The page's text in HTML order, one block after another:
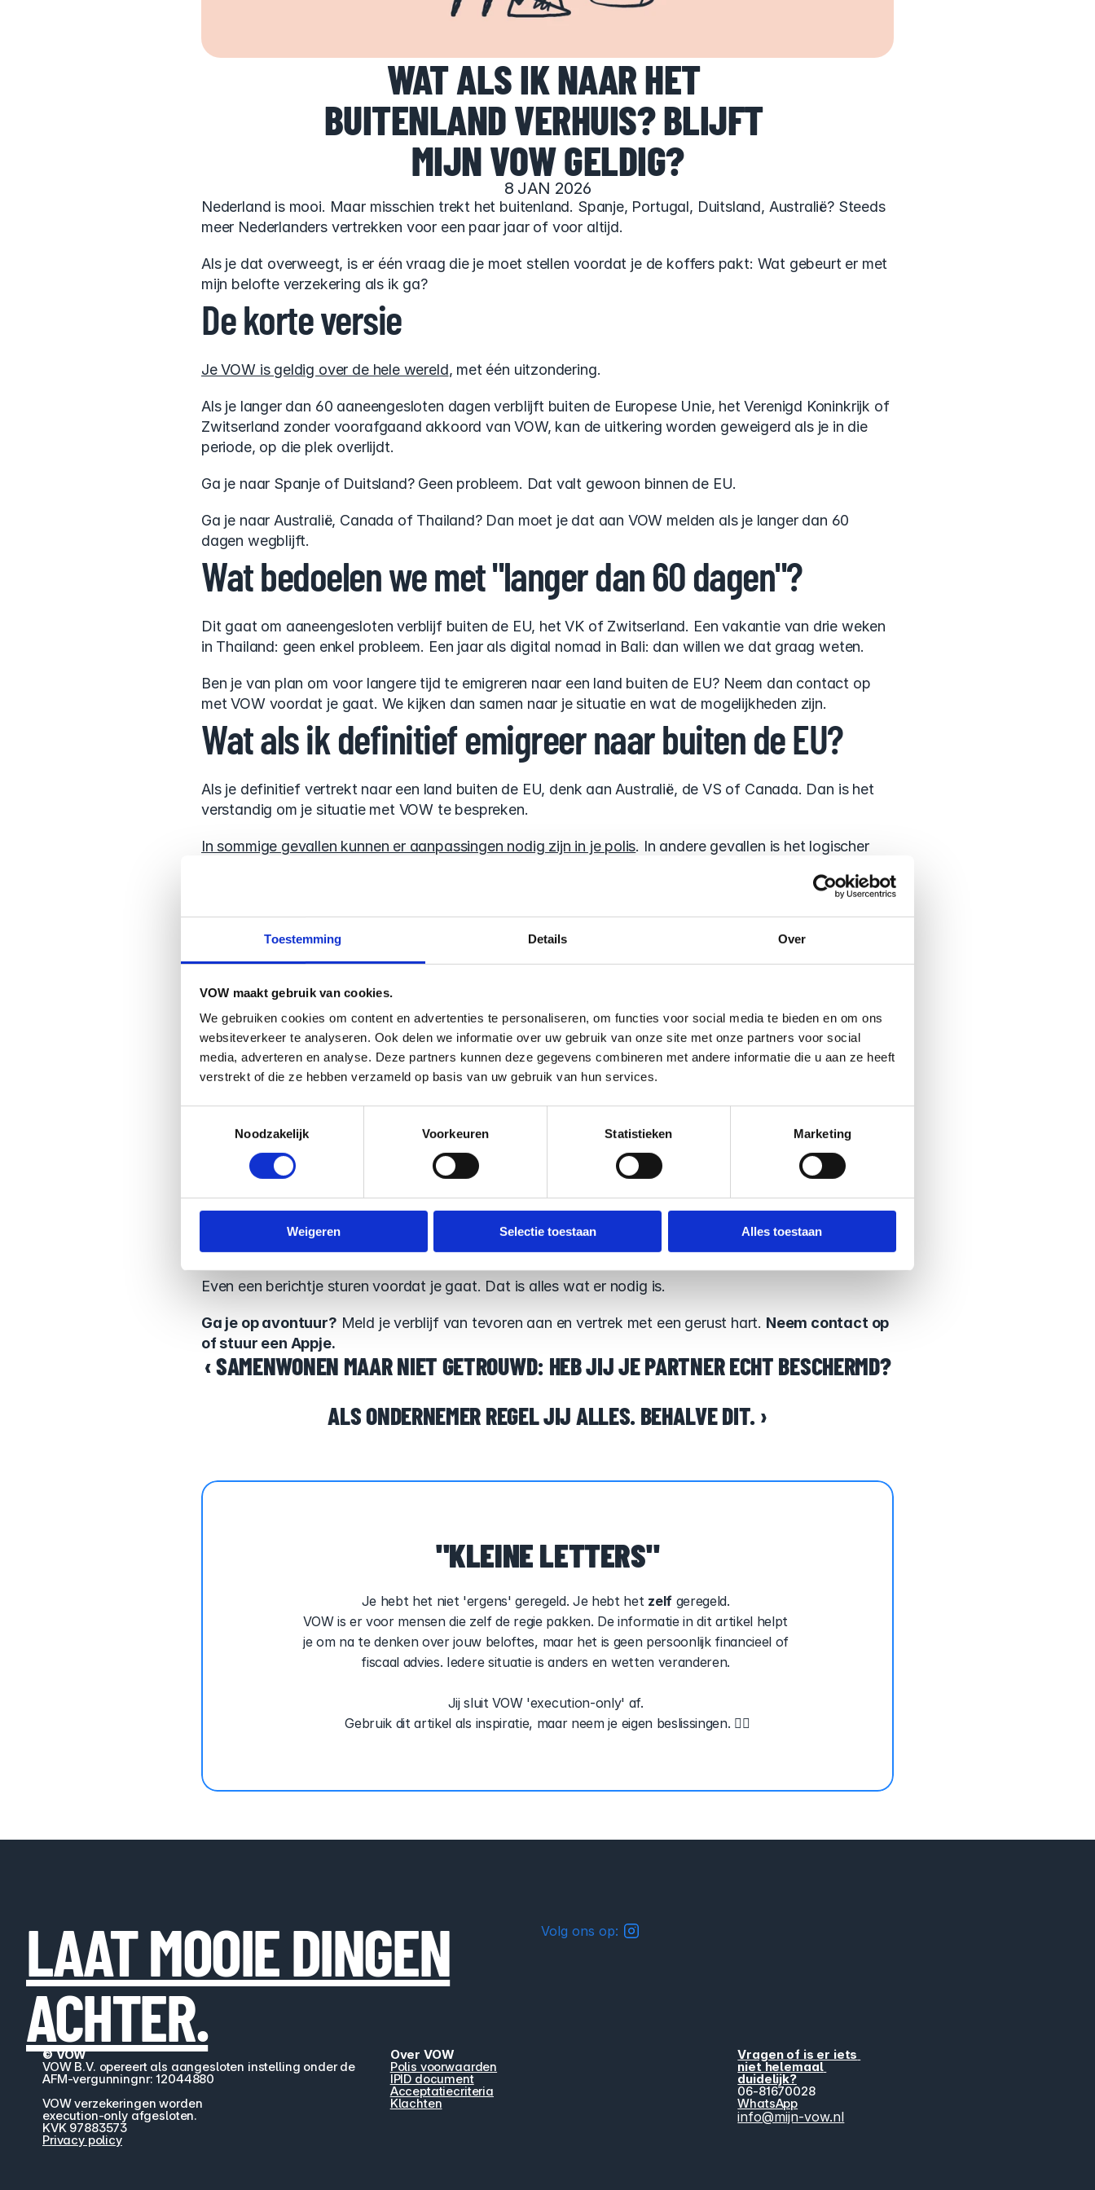
Toestemming Details Over
VOW maakt gebruik van cookies.
We gebruiken cookies om content en advertenties te personaliseren, om functies voor social media te bieden en om ons
websiteverkeer te analyseren. Ook delen we informatie over uw gebruik van onze site met onze partners voor social
media, adverteren en analyse. Deze partners kunnen deze gegevens combineren met andere informatie die u aan ze heeft
verstrekt of die ze hebben verzameld op basis van uw gebruik van hun services.
Noodzakelijk
Voorkeuren Statistieken Marketing
Weigeren Selectie toestaan Alles toestaan
WAT ALS IK NAAR HET
BUITENLAND VERHUIS? BLIJFT
MIJN VOW GELDIG?
8 JAN 2026
Nederland is mooi. Maar misschien trekt het buitenland. Spanje, Portugal, Duitsland, Australië? Steeds
meer Nederlanders vertrekken voor een paar jaar of voor altijd.
Als je dat overweegt, is er één vraag die je moet stellen voordat je de koffers pakt: Wat gebeurt er met
mijn belofte verzekering als ik ga?
De korte versie
Je VOW is geldig over de hele wereld, met één uitzondering.
Als je langer dan 60 aaneengesloten dagen verblijft buiten de Europese Unie, het Verenigd Koninkrijk of
Zwitserland zonder voorafgaand akkoord van VOW, kan de uitkering worden geweigerd als je in die
periode, op die plek overlijdt.
Ga je naar Spanje of Duitsland? Geen probleem. Dat valt gewoon binnen de EU.
Ga je naar Australië, Canada of Thailand? Dan moet je dat aan VOW melden als je langer dan 60
dagen wegblijft.
Wat bedoelen we met "langer dan 60 dagen"?
Dit gaat om aaneengesloten verblijf buiten de EU, het VK of Zwitserland. Een vakantie van drie weken
in Thailand: geen enkel probleem. Een jaar als digital nomad in Bali: dan willen we dat graag weten.
Ben je van plan om voor langere tijd te emigreren naar een land buiten de EU? Neem dan contact op
met VOW voordat je gaat. We kijken dan samen naar je situatie en wat de mogelijkheden zijn.
Wat als ik definitief emigreer naar buiten de EU?
Als je definitief vertrekt naar een land buiten de EU, denk aan Australië, de VS of Canada. Dan is het
verstandig om je situatie met VOW te bespreken.
In sommige gevallen kunnen er aanpassingen nodig zijn in je polis. In andere gevallen is het logischer
Wat je nooit moet doen: vertrekken zonder iets te regelen en dan hopen dat het goed komt. Dat is
Wat als ik tijdelijk in het buitenland woon?
Expats, detacheren, mensen die voor hun werk een jaar in Londen of Berlijn zitten? Dat valt normaal
gesproken prima onder je VOW. De EU is groot en het VK en Zwitserland zijn ook gedekt.
Ga je wel buiten die grenzen? Meld het. Het is een simpel bericht en het geeft je de zekerheid dat je
belofte standhoudt.
Dekking wereldwijd; met een meldingsplicht
De bottomline: VOW biedt in principe wereldwijde dekking. Maar bij een langdurig verblijf buiten de EU,
Meld je het niet, en je overlijdt in die periode? Dan kan de verzekeraar de uitkering weigeren. Dat is niet
wat jij wil. En niet wat wij willen.
Even een berichtje sturen voordat je gaat. Dat is alles wat er nodig is.
Ga je op avontuur? Meld je verblijf van tevoren aan en vertrek met een gerust hart. Neem contact op
of stuur een Appje.
‹ SAMENWONEN MAAR NIET GETROUWD: HEB JIJ JE PARTNER ECHT BESCHERMD?
ALS ONDERNEMER REGEL JIJ ALLES. BEHALVE DIT. ›
"KLEINE LETTERS"
Je hebt het niet 'ergens' geregeld. Je hebt het zelf geregeld.
VOW is er voor mensen die zelf de regie pakken. De informatie in dit artikel helpt
je om na te denken over jouw beloftes, maar het is geen persoonlijk financieel of
fiscaal advies. Iedere situatie is anders en wetten veranderen.
Jij sluit VOW 'execution-only' af.
Gebruik dit artikel als inspiratie, maar neem je eigen beslissingen. ✌🏽
LAAT MOOIE DINGEN
ACHTER.
Volg ons op:
© VOW
VOW B.V. opereert als aangesloten instelling onder de
AFM-vergunningnr: 12044880
VOW verzekeringen worden
execution-only afgesloten.
KVK 97883573
Privacy policy
Over VOW
Polis voorwaarden
IPID document
Acceptatiecriteria
Klachten
Vragen of is er iets
niet helemaal
duidelijk?
06-81670028
WhatsApp
info@mijn-vow.nl